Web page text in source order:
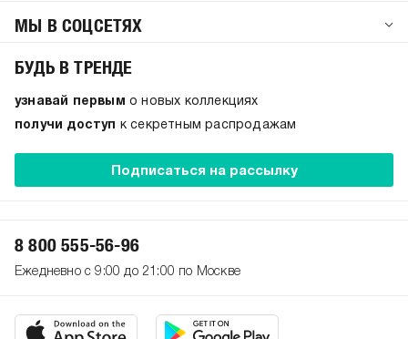
МЫ В СОЦСЕТЯХ
БУДЬ В ТРЕНДЕ
узнавай первым о новых коллекциях
получи доступ к секретным распродажам
Подписаться на рассылку
8 800 555-56-96
Ежедневно с 9:00 до 21:00 по Москве